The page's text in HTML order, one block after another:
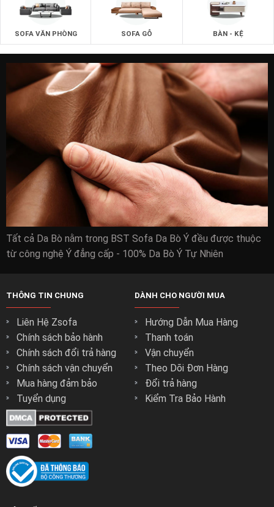
SOFA VĂN PHÒNG SOFA GỖ BÀN - KỆ
Tất cả Da Bò nằm trong BST Sofa Da Bò Ý đều được thuộc
từ công nghệ Ý đẳng cấp - 100% Da Bò Ý Tự Nhiên
THÔNG TIN CHUNG
Liên Hệ Zsofa
Chính sách bảo hành
Chính sách đổi trả hàng
Chính sách vận chuyển
Mua hàng đảm bảo
Tuyển dụng
DÀNH CHO NGƯỜI MUA
Hướng Dẫn Mua Hàng
Thanh toán
Vận chuyển
Theo Dõi Đơn Hàng
Đổi trả hàng
Kiểm Tra Bảo Hành